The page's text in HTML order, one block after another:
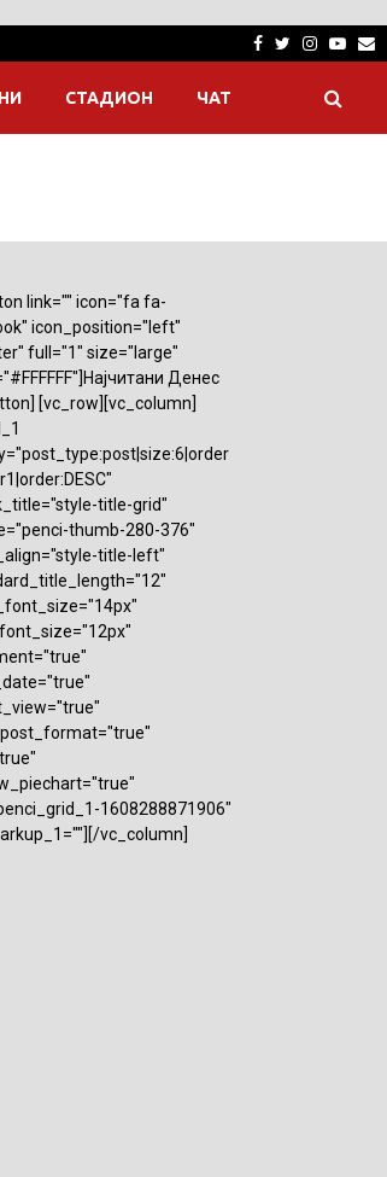
Facebook
Twitter
СТАДИОН ЧАТ
link="" icon="fa fa-
icon_position="left"
full="1" size="large"
Денес
[vc_row][vc_column]
title-grid"
thumb-280-376"
title-left"
1608288871906"
vc_column]